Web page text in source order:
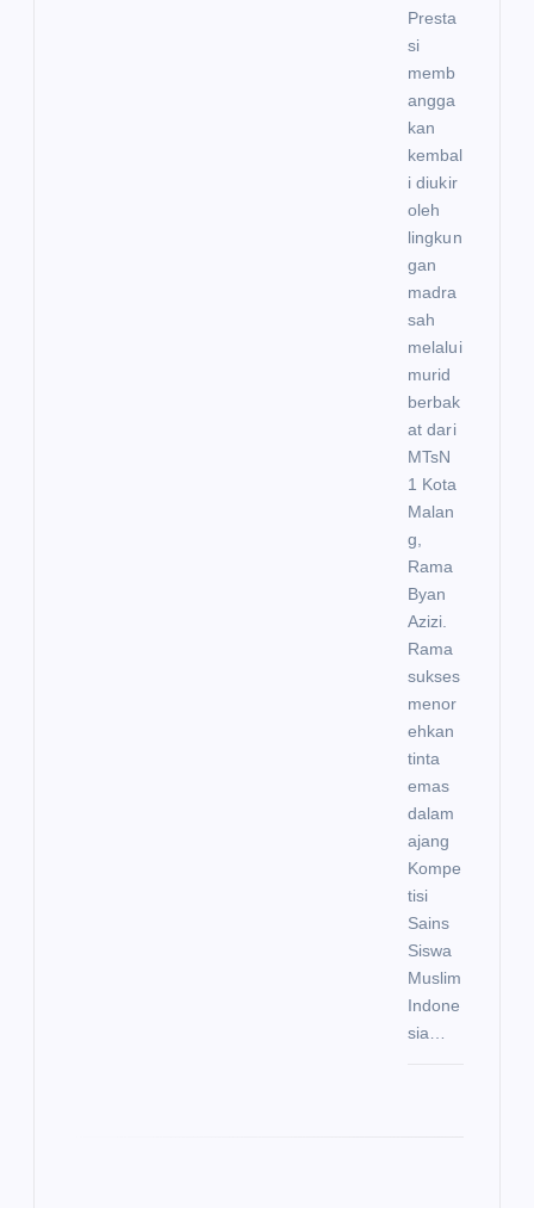
Presta
si
memb
angga
kan
kembal
i diukir
oleh
lingkun
gan
madra
sah
melalui
murid
berbak
at dari
MTsN
1 Kota
Malan
g,
Rama
Byan
Azizi.
Rama
sukses
menor
ehkan
tinta
emas
dalam
ajang
Kompe
tisi
Sains
Siswa
Muslim
Indone
sia…